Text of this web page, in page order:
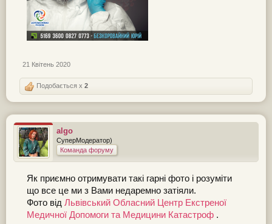
21 Квітень 2020
Подобається x 2
algo
СуперМодератор)
Команда форуму
Як приємно отримувати такі гарні фото і розуміти
що все це ми з Вами недаремно затіяли.
Фото від Львівський Обласний Центр Екстреної
Медичної Допомоги та Медицини Катастроф .